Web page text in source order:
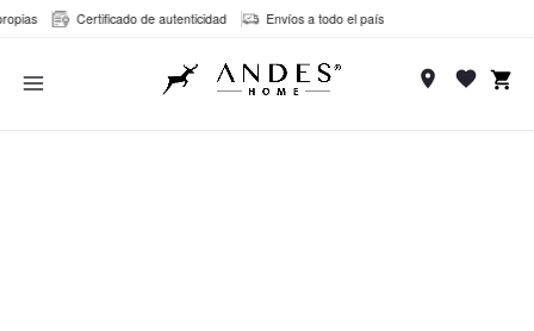
Certificado de autenticidad Envíos a todo el país
Ir
contenido
MENU